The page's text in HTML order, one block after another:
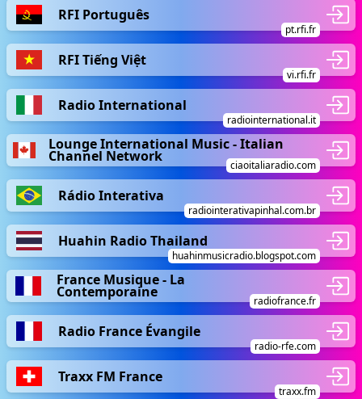
RFI Português
pt.rfi.fr
RFI Tiếng Việt
vi.rfi.fr
Radio International
radiointernational.it
Lounge International Music - Italian
Channel Network
ciaoitaliaradio.com
Rádio Interativa
radiointerativapinhal.com.br
Huahin Radio Thailand
huahinmusicradio.blogspot.com
France Musique - La
Contemporaine
radiofrance.fr
Radio France Évangile
radio-rfe.com
Traxx FM France
traxx.fm